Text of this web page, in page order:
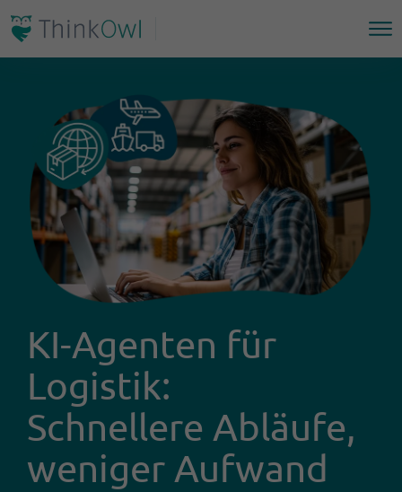
KI-Agenten für
Logistik:
Schnellere Abläufe,
weniger Aufwand